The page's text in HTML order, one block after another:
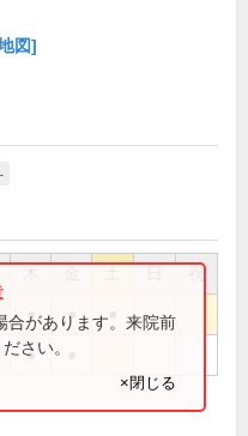
図]
祝
● ●
●
合があります。来院前
さい。
×閉じる